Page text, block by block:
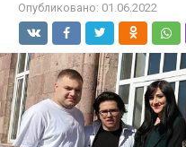
Опубликовано: 01.06.2022